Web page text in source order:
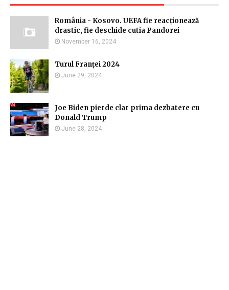
România - Kosovo. UEFA fie reacționează
drastic, fie deschide cutia Pandorei
November 16, 2024
Turul Franței 2024
June 29, 2024
Joe Biden pierde clar prima dezbatere cu
Donald Trump
June 28, 2024